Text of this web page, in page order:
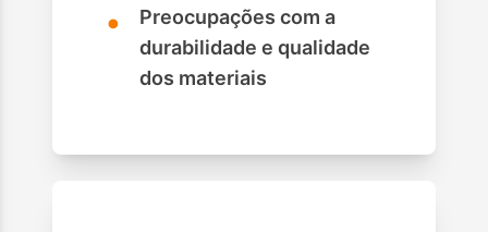
•
Preocupações com a
durabilidade e qualidade
dos materiais